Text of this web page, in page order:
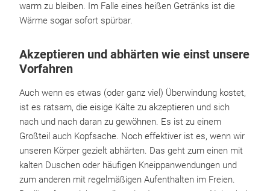
warm zu bleiben. Im Falle eines heißen Getränks ist die
Wärme sogar sofort spürbar.
Akzeptieren und abhärten wie einst unsere
Vorfahren
Auch wenn es etwas (oder ganz viel) Überwindung kostet,
ist es ratsam, die eisige Kälte zu akzeptieren und sich
nach und nach daran zu gewöhnen. Es ist zu einem
Großteil auch Kopfsache. Noch effektiver ist es, wenn wir
unseren Körper gezielt abhärten. Das geht zum einen mit
kalten Duschen oder häufigen Kneippanwendungen und
zum anderen mit regelmäßigen Aufenthalten im Freien.